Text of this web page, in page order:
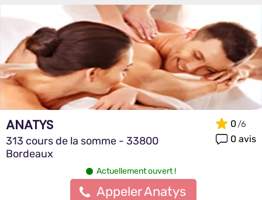
ANATYS
313 cours de la somme - 33800
Bordeaux
0
0 avis
Actuellement ouvert !
Appeler Anatys